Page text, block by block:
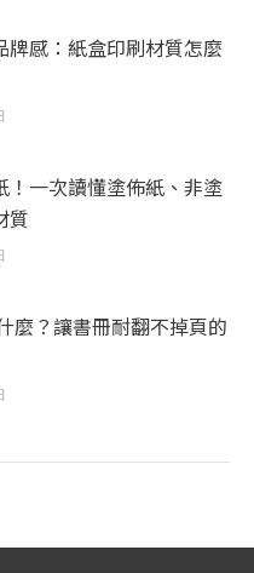
牌感：紙盒印刷材質怎麼
！一次讀懂塗佈紙、非塗
質
麼？讓書冊耐翻不掉頁的